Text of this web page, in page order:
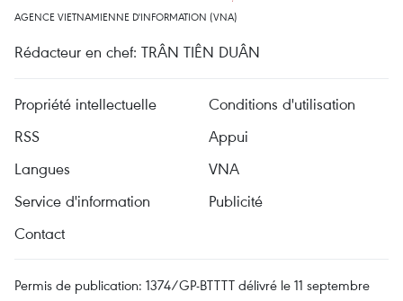
AGENCE VIETNAMIENNE D'INFORMATION (VNA)
Rédacteur en chef: TRÂN TIÊN DUÂN
Propriété intellectuelle
Conditions d'utilisation
RSS
Appui
Langues
VNA
Service d'information
Publicité
Contact
Permis de publication: 1374/GP-BTTTT délivré le 11 septembre